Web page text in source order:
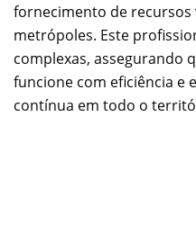
fornecimento de recursos
metrópoles. Este
complexas, assegurando
funcione com eficiência e
contínua em todo o